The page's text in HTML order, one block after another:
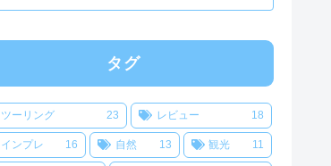
タグ
ツーリング 23 レビュー 18
インプレ 16 自然 13 観光 11